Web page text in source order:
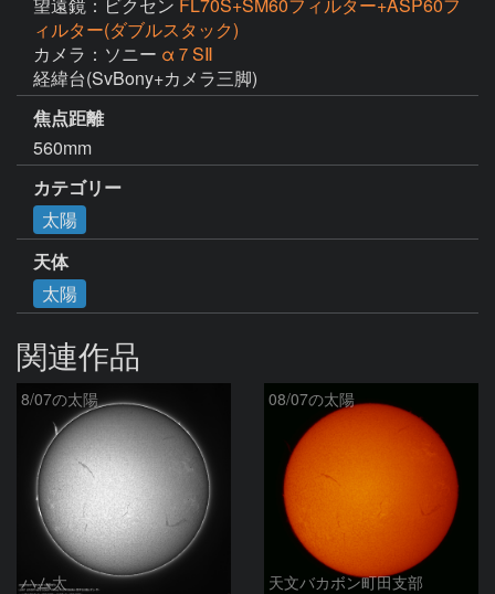
望遠鏡：ビクセン FL70S+SM60フィルター+ASP60フ
ィルター(ダブルスタック)
カメラ：ソニー α７SⅡ
経緯台(SvBony+カメラ三脚)
焦点距離
560mm
カテゴリー
太陽
天体
太陽
関連作品
8/07の太陽
ハム太
08/07の太陽
天文バカボン町田支部